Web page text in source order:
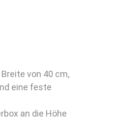
von 40 cm,
eine feste
an die Höhe